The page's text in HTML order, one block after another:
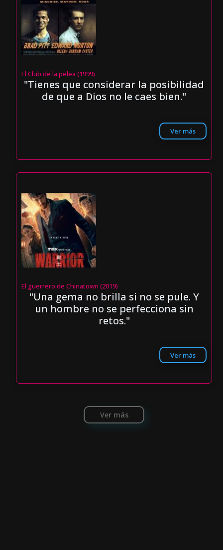
El Club de la pelea (1999)
"Tienes que considerar la posibilidad
de que a Dios no le caes bien."
Ver más
El guerrero de Chinatown (2019)
"Una gema no brilla si no se pule. Y
un hombre no se perfecciona sin
retos."
Ver más
Ver más